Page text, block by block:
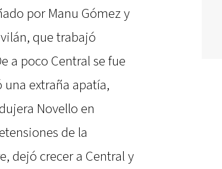
por Manu Gómez y
que trabajó
a poco Central se fue
extraña apatía,
Novello en
de la
dejó crecer a Central y